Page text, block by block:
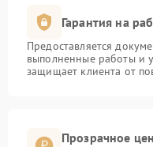
Гарантия на
Предоставляется
выполненные работы и
защищает клиента от
Прозрачное